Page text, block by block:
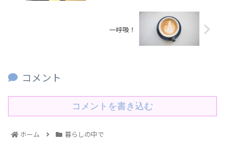
一呼吸！
コメント
コメントを書き込む
ホーム 暮らしの中で